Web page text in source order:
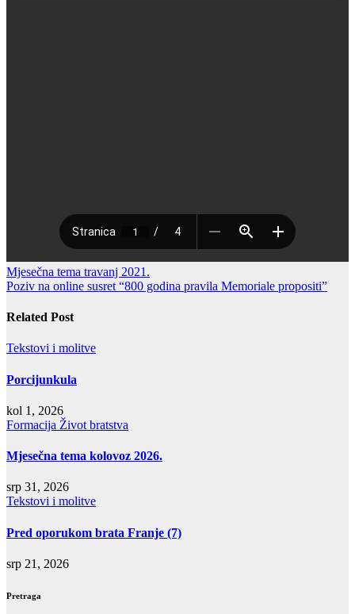
Navigacija
objava
Mjesečna tema travanj 2021.
Poziv na online susret “800 godina pravila Memoriale propositi”
Related Post
Tekstovi i molitve
Porcijunkula
kol 1, 2026
Formacija Život bratstva
Mjesečna tema kolovoz 2026.
srp 31, 2026
Tekstovi i molitve
Pred oporukom brata Franje (7)
srp 21, 2026
Pretraga